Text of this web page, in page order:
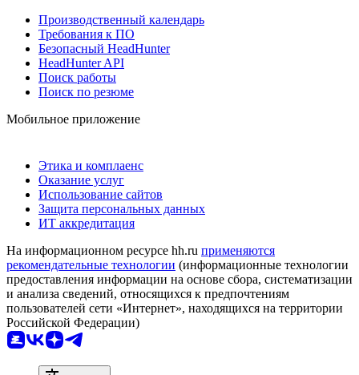
Производственный календарь
Требования к ПО
Безопасный HeadHunter
HeadHunter API
Поиск работы
Поиск по резюме
Мобильное приложение
Этика и комплаенс
Оказание услуг
Использование сайтов
Защита персональных данных
ИТ аккредитация
На информационном ресурсе hh.ru применяются
рекомендательные технологии (информационные технологии
предоставления информации на основе сбора, систематизации
и анализа сведений, относящихся к предпочтениям
пользователей сети «Интернет», находящихся на территории
Российской Федерации)